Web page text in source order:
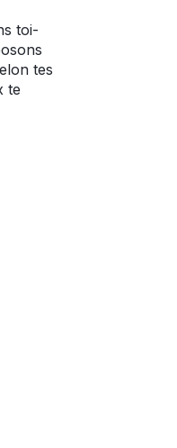
toi-
tes
te